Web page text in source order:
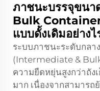
ภาชนะบรรจุขน
Bulk
แบบดั้งเดิมอย่าง
ระบบภาชนะระดับกล
(Intermediate &
ความยืดหยุ่นสูงกว่าถัง
มาก เนื่องจากสามาร